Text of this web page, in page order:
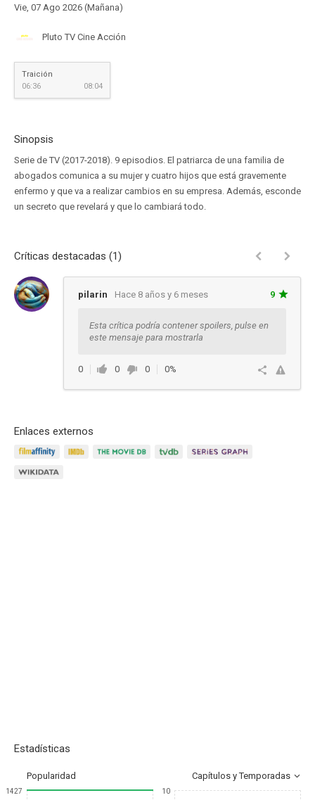
Vie, 07 Ago 2026 (Mañana)
Pluto TV Cine Acción
Traición
06:36
08:04
Sinopsis
Serie de TV (2017-2018). 9 episodios. El patriarca de una familia de
abogados comunica a su mujer y cuatro hijos que está gravemente
enfermo y que va a realizar cambios en su empresa. Además, esconde
un secreto que revelará y que lo cambiará todo.
Críticas destacadas (1)
pilarin Hace 8 años y 6 meses 9
Esta crítica podría contener spoilers, pulse en
este mensaje para mostrarla
0 0 0
0%
Enlaces externos
Estadísticas
Popularidad Capítulos y Temporadas
1427 10